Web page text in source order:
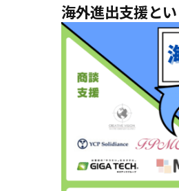
海外進出支援と